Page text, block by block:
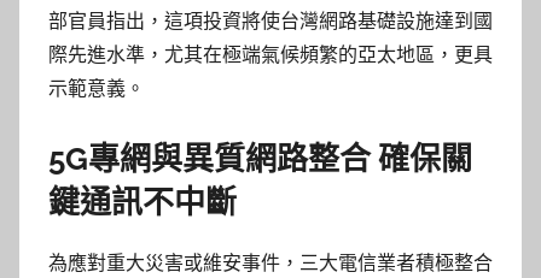
部官員指出，這項投資將使台灣網路基礎設施達到國
際先進水準，尤其在極端氣候頻繁的亞太地區，更具
示範意義。
5G專網與異質網路整合 確保關
鍵通訊不中斷
為應對重大災害或維安事件，三大電信業者積極整合